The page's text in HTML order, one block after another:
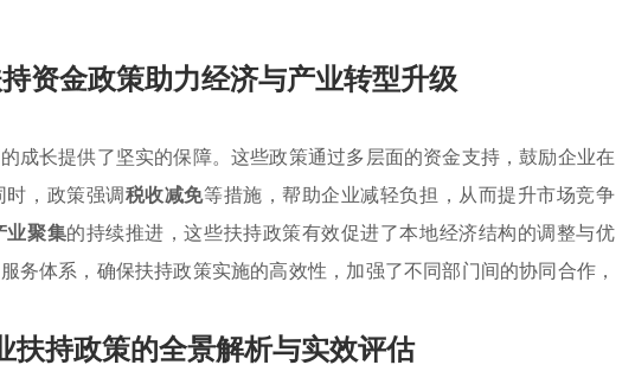
资金政策助力经济与产业转型升级
成长提供了坚实的保障。这些政策通过多层面的资金支持，鼓励企业在
，政策强调税收减免等措施，帮助企业减轻负担，从而提升市场竞争
业聚集的持续推进，这些扶持政策有效促进了本地经济结构的调整与优
务体系，确保扶持政策实施的高效性，加强了不同部门间的协同合作，
扶持政策的全景解析与实效评估